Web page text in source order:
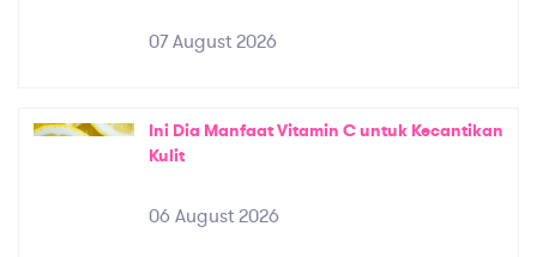
07 August 2026
Ini Dia Manfaat Vitamin C untuk Kecantikan
Kulit
06 August 2026